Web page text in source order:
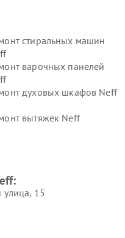
стиральных машин
варочных панелей
духовых шкафов Neff
вытяжек Neff
улица, 15